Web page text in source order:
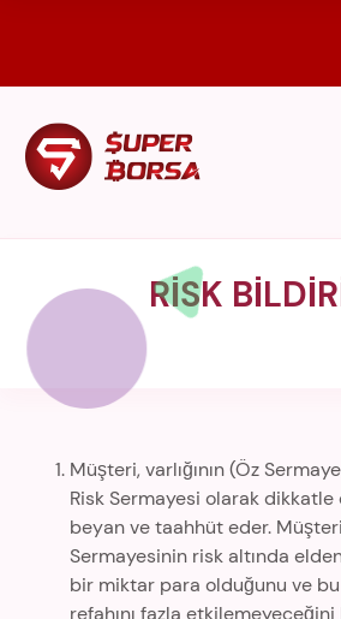
RİSK
Müşteri, varlığının (Öz
Risk Sermayesi olarak
beyan ve taahhüt eder.
Sermayesinin risk altında
bir miktar para olduğunu ve bu
refahını fazla